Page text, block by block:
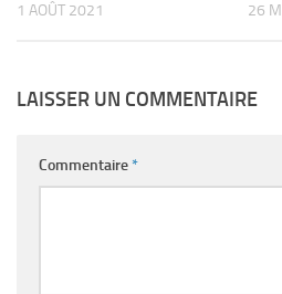
1 AOÛT 2021 26
LAISSER UN COMMENTAIRE
Commentaire*